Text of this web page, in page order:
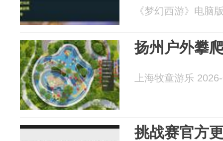
《梦幻西游》电脑
扬州户外攀
上海牧童游乐
挑战赛官方